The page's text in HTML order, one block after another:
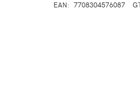
EAN: 7708304576087